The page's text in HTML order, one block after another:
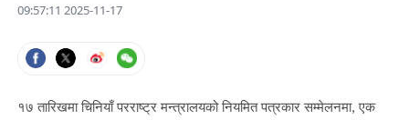
09:57:11 2025-11-17
१७ तारिखमा चिनियाँ परराष्ट्र मन्त्रालयको नियमित पत्रकार सम्मेलनमा, एक